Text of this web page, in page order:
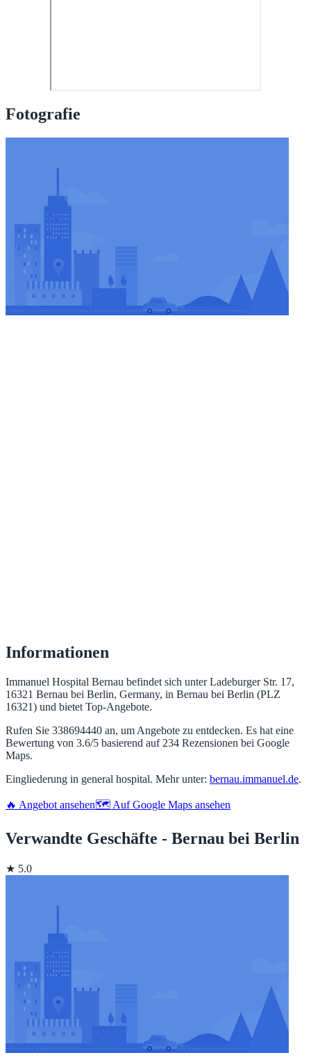
Fotografie
Informationen
Immanuel Hospital Bernau befindet sich unter Ladeburger Str. 17,
16321 Bernau bei Berlin, Germany, in Bernau bei Berlin (PLZ
16321) und bietet Top‑Angebote.
Rufen Sie 338694440 an, um Angebote zu entdecken. Es hat eine
Bewertung von 3.6/5 basierend auf 234 Rezensionen bei Google
Maps.
Eingliederung in general hospital. Mehr unter: bernau.immanuel.de.
🔥 Angebot ansehen🗺️ Auf Google Maps ansehen
Verwandte Geschäfte - Bernau bei Berlin
★ 5.0